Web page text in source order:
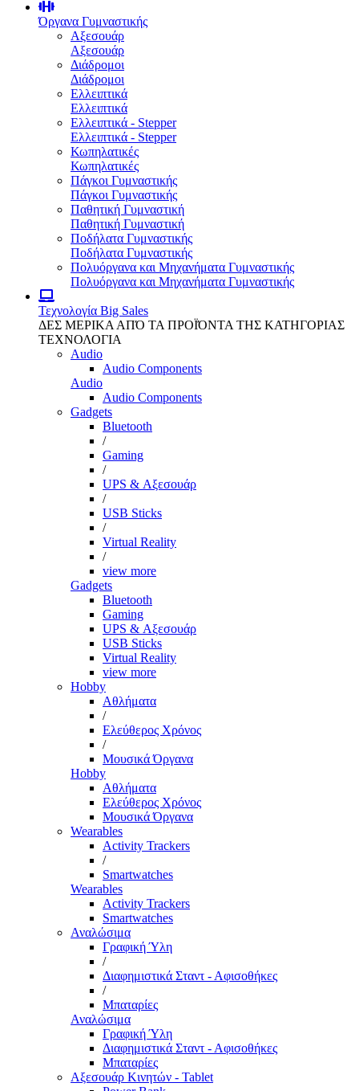
Όργανα Γυμναστικής
Αξεσουάρ
Αξεσουάρ
Διάδρομοι
Διάδρομοι
Ελλειπτικά
Ελλειπτικά
Ελλειπτικά - Stepper
Ελλειπτικά - Stepper
Κωπηλατικές
Κωπηλατικές
Πάγκοι Γυμναστικής
Πάγκοι Γυμναστικής
Παθητική Γυμναστική
Παθητική Γυμναστική
Ποδήλατα Γυμναστικής
Ποδήλατα Γυμναστικής
Πολυόργανα και Μηχανήματα Γυμναστικής
Πολυόργανα και Μηχανήματα Γυμναστικής
Τεχνολογία Big Sales
ΔΕΣ ΜΕΡΙΚΑ ΑΠΌ ΤΑ ΠΡΟΪΌΝΤΑ ΤΗΣ ΚΑΤΗΓΟΡΙΑΣ
ΤΕΧΝΟΛΟΓΙΑ
Audio
Audio Components
Audio
Audio Components
Gadgets
Bluetooth
/
Gaming
/
UPS & Αξεσουάρ
/
USB Sticks
/
Virtual Reality
/
view more
Gadgets
Bluetooth
Gaming
UPS & Αξεσουάρ
USB Sticks
Virtual Reality
view more
Hobby
Αθλήματα
/
Ελεύθερος Χρόνος
/
Μουσικά Όργανα
Hobby
Αθλήματα
Ελεύθερος Χρόνος
Μουσικά Όργανα
Wearables
Activity Trackers
/
Smartwatches
Wearables
Activity Trackers
Smartwatches
Αναλώσιμα
Γραφική Ύλη
/
Διαφημιστικά Σταντ - Αφισοθήκες
/
Μπαταρίες
Αναλώσιμα
Γραφική Ύλη
Διαφημιστικά Σταντ - Αφισοθήκες
Μπαταρίες
Αξεσουάρ Κινητών - Tablet